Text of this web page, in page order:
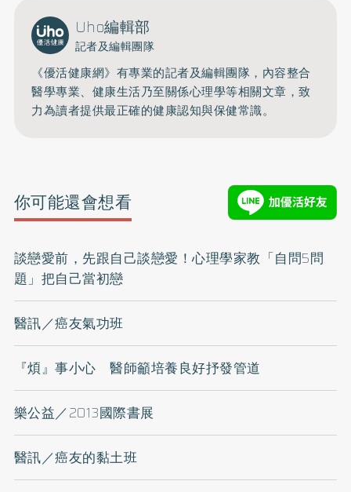
Uho編輯部
記者及編輯團隊
《優活健康網》有專業的記者及編輯團隊，內容整合
醫學專業、健康生活乃至關係心理學等相關文章，致
力為讀者提供最正確的健康認知與保健常識。
你可能還會想看
談戀愛前，先跟自己談戀愛！心理學家教「自問5問
題」把自己當初戀
醫訊／癌友氣功班
『煩』事小心 醫師籲培養良好抒發管道
樂公益／2013國際書展
醫訊／癌友的黏土班